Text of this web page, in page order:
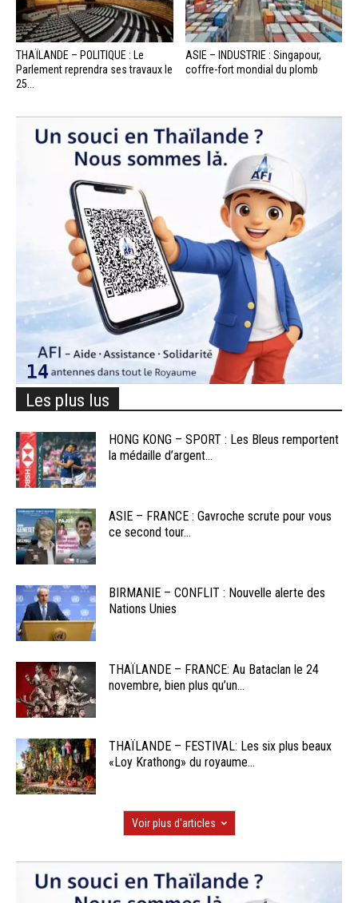
THAÏLANDE – POLITIQUE : Le
Parlement reprendra ses travaux le
25...
ASIE – INDUSTRIE : Singapour,
coffre-fort mondial du plomb
Les plus lus
HONG KONG – SPORT : Les Bleus remportent
la médaille d’argent...
ASIE – FRANCE : Gavroche scrute pour vous
ce second tour...
BIRMANIE – CONFLIT : Nouvelle alerte des
Nations Unies
THAÏLANDE – FRANCE: Au Bataclan le 24
novembre, bien plus qu’un...
THAÏLANDE – FESTIVAL: Les six plus beaux
«Loy Krathong» du royaume...
Voir plus d'articles